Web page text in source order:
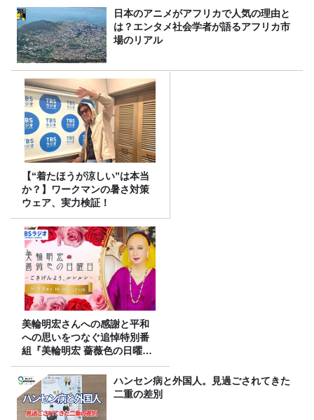
日本のアニメがアフリカで人気の理由と
は？エンタメ社会学者が語るアフリカ市
場のリアル
【“着たほうが涼しい”は本当
か？】ワークマンの暑さ対策
ウェア、実力検証！
美輪明宏さんへの感謝と平和
への思いをつなぐ追悼特別番
組『美輪明宏 薔薇色の日曜日
～ごきげんよう、ルンルン
～』8/9（日）16時放送ハンセン病と外国人。見過ごされてきた
二重の差別